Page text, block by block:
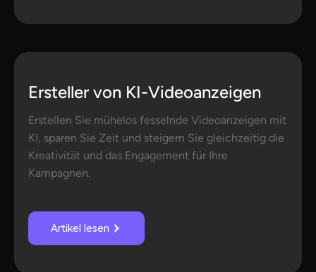
Ersteller von KI-Videoanzeigen
Erstellen Sie mühelos fesselnde Videoanzeigen mit
KI, sparen Sie Zeit und steigern Sie gleichzeitig die
Kreativität und das Engagement für Ihre
Kampagnen.
Artikel lesen